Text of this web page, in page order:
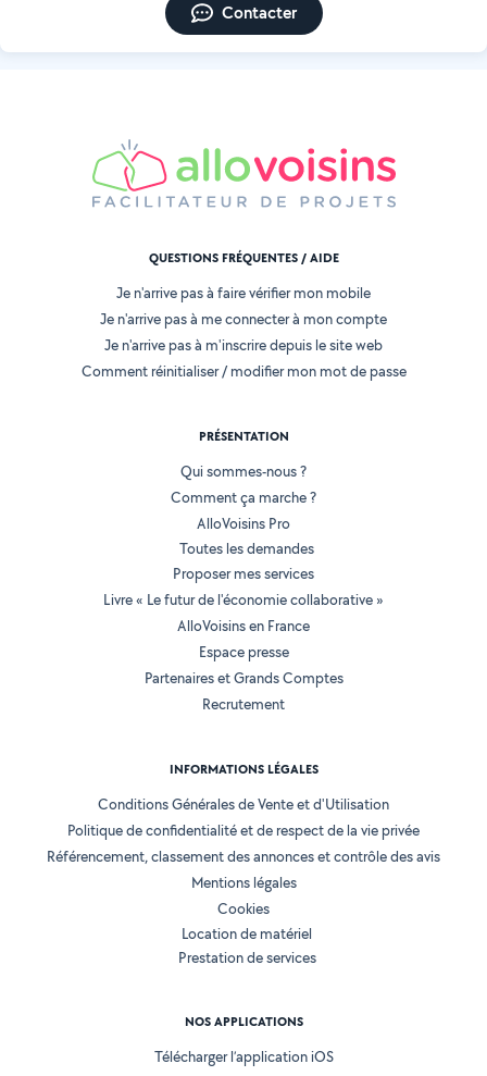
Contacter
QUESTIONS FRÉQUENTES / AIDE
Je n'arrive pas à faire vérifier mon mobile
Je n'arrive pas à me connecter à mon compte
Je n'arrive pas à m'inscrire depuis le site web
Comment réinitialiser / modifier mon mot de passe
PRÉSENTATION
Qui sommes-nous ?
Comment ça marche ?
AlloVoisins Pro
Toutes les demandes
Proposer mes services
Livre « Le futur de l'économie collaborative »
AlloVoisins en France
Espace presse
Partenaires et Grands Comptes
Recrutement
INFORMATIONS LÉGALES
Conditions Générales de Vente et d'Utilisation
Politique de confidentialité et de respect de la vie privée
Référencement, classement des annonces et contrôle des avis
Mentions légales
Cookies
Location de matériel
Prestation de services
NOS APPLICATIONS
Télécharger l’application iOS